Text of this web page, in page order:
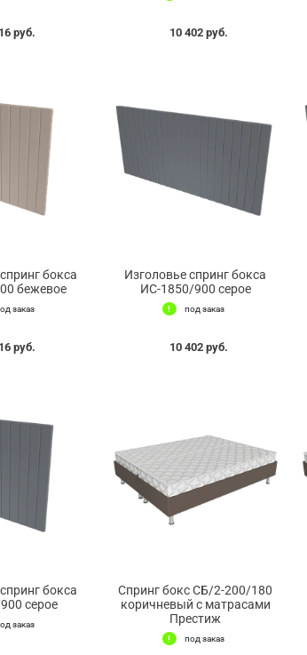
руб. 10 402 руб.
бокса
бежевое
заказ
руб.
Изголовье спринг бокса
ИС-1850/900 серое
под заказ
10 402 руб.
бокса
серое
заказ
Спринг бокс СБ/2-200/180
коричневый с матрасами
Престиж
под заказ